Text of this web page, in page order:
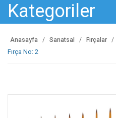
Kategoriler
Anasayfa Sanatsal Fırçalar
Fırça No: 2